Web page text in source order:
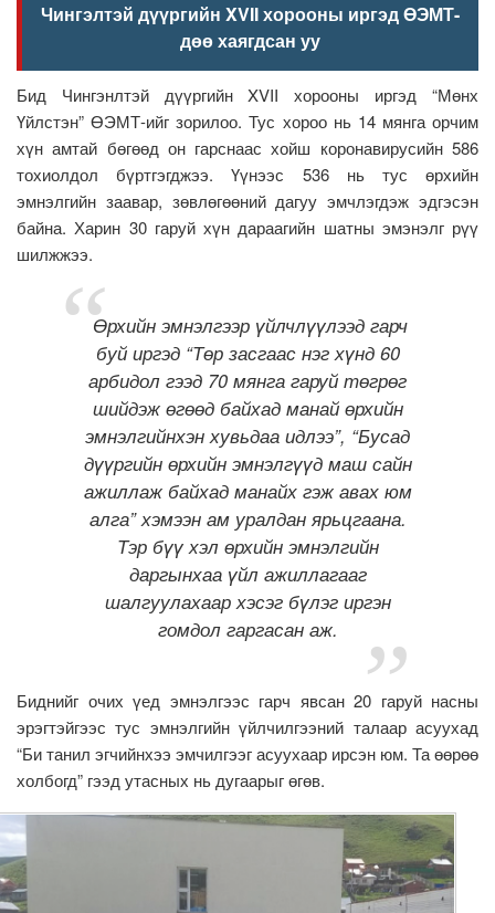
Чингэлтэй дүүргийн XVII хорооны иргэд ӨЭМТ-
дөө хаягдсан уу
Бид Чингэнлтэй дүүргийн XVII хорооны иргэд “Мөнх
Үйлстэн” ӨЭМТ-ийг зорилоо. Тус хороо нь 14 мянга орчим
хүн амтай бөгөөд он гарснаас хойш коронавирусийн 586
тохиолдол бүртгэгджээ. Үүнээс 536 нь тус өрхийн
эмнэлгийн заавар, зөвлөгөөний дагуу эмчлэгдэж эдгэсэн
байна. Харин 30 гаруй хүн дараагийн шатны эмэнэлг рүү
шилжжээ.
Өрхийн эмнэлгээр үйлчлүүлээд гарч
буй иргэд “Төр засгаас нэг хүнд 60
арбидол гээд 70 мянга гаруй төгрөг
шийдэж өгөөд байхад манай өрхийн
эмнэлгийнхэн хувьдаа идлээ”, “Бусад
дүүргийн өрхийн эмнэлгүүд маш сайн
ажиллаж байхад манайх гэж авах юм
алга” хэмээн ам уралдан ярьцгаана.
Тэр бүү хэл өрхийн эмнэлгийн
даргынхаа үйл ажиллагааг
шалгуулахаар хэсэг бүлэг иргэн
гомдол гаргасан аж.
Биднийг очих үед эмнэлгээс гарч явсан 20 гаруй насны
эрэгтэйгээс тус эмнэлгийн үйлчилгээний талаар асуухад
“Би танил эгчийнхээ эмчилгээг асуухаар ирсэн юм. Та өөрөө
холбогд” гээд утасных нь дугаарыг өгөв.